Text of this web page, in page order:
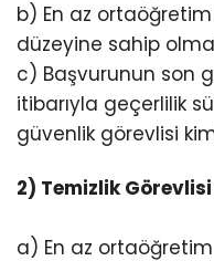
b) En az
düzeyine sahip
c) Başvurunun son
itibarıyla geçerlilik
güvenlik görevlisi
2) Temizlik
a) En az